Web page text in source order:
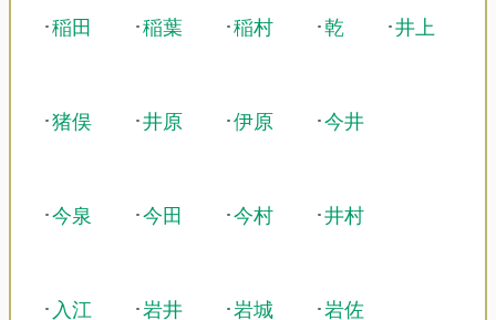
･稲田 ･稲葉 ･稲村 ･乾 ･井上
･猪俣 ･井原 ･伊原 ･今井
･今泉 ･今田 ･今村 ･井村
･ 入江 ･岩井 ･岩城 ･岩佐